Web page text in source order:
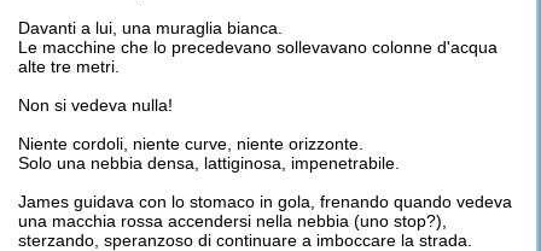
Davanti a lui, una muraglia bianca.
Le macchine che lo precedevano sollevavano colonne d'acqua
alte tre metri.
Non si vedeva nulla!
Niente cordoli, niente curve, niente orizzonte.
Solo una nebbia densa, lattiginosa, impenetrabile.
James guidava con lo stomaco in gola, frenando quando vedeva
una macchia rossa accendersi nella nebbia (uno stop?),
sterzando, speranzoso di continuare a imboccare la strada.